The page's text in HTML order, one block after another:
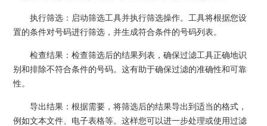
执行筛选：启动筛选工具并执行筛选操作。工具将根据您设
置的条件对号码进行筛选，并生成符合条件的号码列表。
检查结果：检查筛选后的结果列表，确保过滤工具正确地识
别和排除不符合条件的号码。这有助于确保过滤的准确性和可靠
性。
导出结果：根据需要，将筛选后的结果导出到适当的格式，
例如文本文件、电子表格等。这样您可以进一步处理或使用过滤